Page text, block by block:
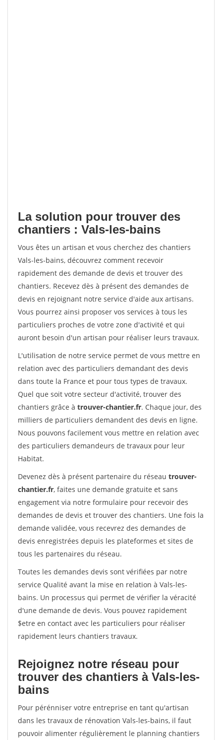
La solution pour trouver des
chantiers : Vals-les-bains
Vous êtes un artisan et vous cherchez des chantiers
Vals-les-bains, découvrez comment recevoir
rapidement des demande de devis et trouver des
chantiers. Recevez dès à présent des demandes de
devis en rejoignant notre service d'aide aux artisans.
Vous pourrez ainsi proposer vos services à tous les
particuliers proches de votre zone d'activité et qui
auront besoin d'un artisan pour réaliser leurs travaux.
L'utilisation de notre service permet de vous mettre en
relation avec des particuliers demandant des devis
dans toute la France et pour tous types de travaux.
Quel que soit votre secteur d'activité, trouver des
chantiers grâce à trouver-chantier.fr. Chaque jour, des
milliers de particuliers demandent des devis en ligne.
Nous pouvons facilement vous mettre en relation avec
des particuliers demandeurs de travaux pour leur
Habitat.
Devenez dès à présent partenaire du réseau trouver-
chantier.fr, faites une demande gratuite et sans
engagement via notre formulaire pour recevoir des
demandes de devis et trouver des chantiers. Une fois la
demande validée, vous recevrez des demandes de
devis enregistrées depuis les plateformes et sites de
tous les partenaires du réseau.
Toutes les demandes devis sont vérifiées par notre
service Qualité avant la mise en relation à Vals-les-
bains. Un processus qui permet de vérifier la véracité
d'une demande de devis. Vous pouvez rapidement
$etre en contact avec les particuliers pour réaliser
rapidement leurs chantiers travaux.
Rejoignez notre réseau pour
trouver des chantiers à Vals-les-
bains
Pour pérénniser votre entreprise en tant qu'artisan
dans les travaux de rénovation Vals-les-bains, il faut
pouvoir alimenter régulièrement le planning chantiers